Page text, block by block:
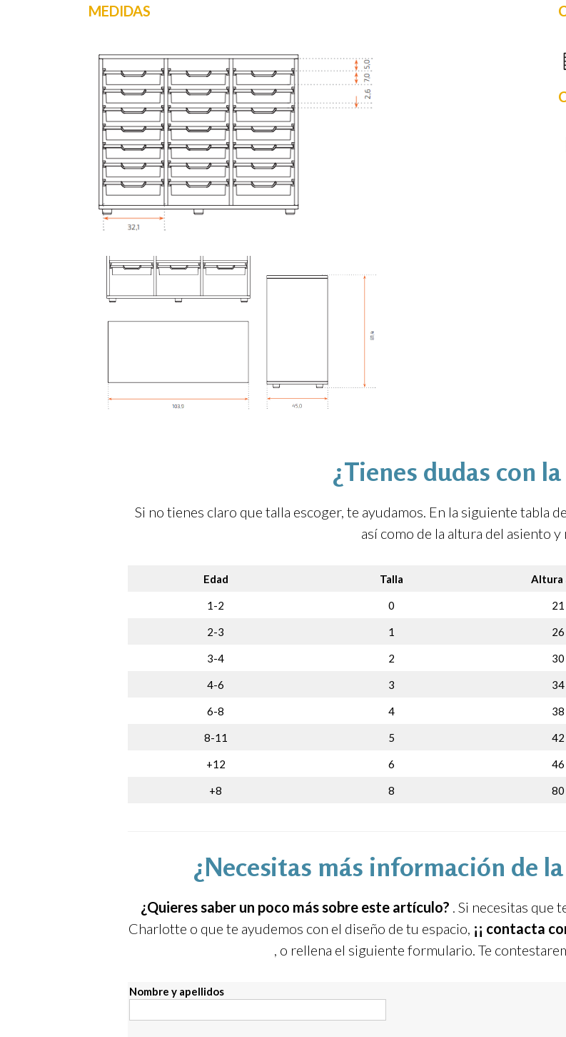
MEDIDAS
¿Tienes dudas con
Si no tienes claro que talla escoger, te ayudamos. En la siguiente tabla
así como de la altura del asiento y
Edad Talla Altura
1-2 0 21
2-3 1 26
3-4 2 30
4-6 3 34
6-8 4 38
8-11 5 42
+12 6 46
+8 8 80
¿Necesitas más información de
¿Quieres saber un poco más sobre este artículo? . Si necesitas que
Charlotte o que te ayudemos con el diseño de tu espacio, ¡¡ contacta
, o rellena el siguiente formulario. Te
Nombre y apellidos